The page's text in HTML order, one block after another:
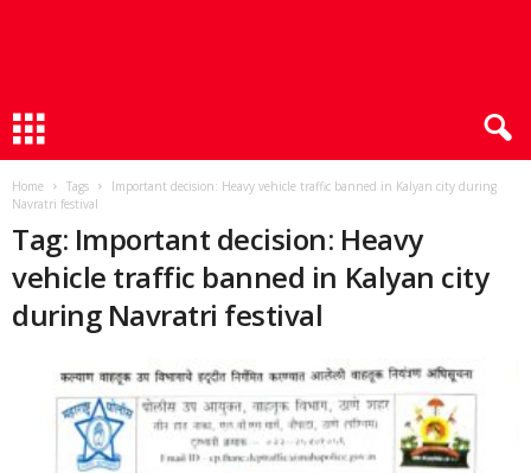
Home Tags
Important decision: Heavy vehicle traffic banned in Kalyan city during
Navratri festival
Tag: Important decision: Heavy
vehicle traffic banned in Kalyan city
during Navratri festival